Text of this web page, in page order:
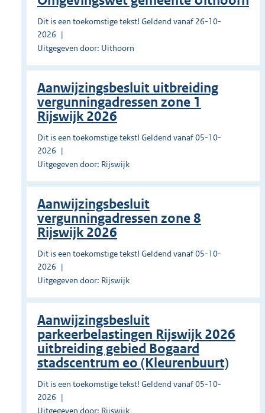
Dit is een toekomstige tekst! Geldend vanaf 26-10-
2026
Uitgegeven door: Uithoorn
Aanwijzingsbesluit uitbreiding
vergunningadressen zone 1
Rijswijk 2026
Dit is een toekomstige tekst! Geldend vanaf 05-10-
2026
Uitgegeven door: Rijswijk
Aanwijzingsbesluit
vergunningadressen zone 8
Rijswijk 2026
Dit is een toekomstige tekst! Geldend vanaf 05-10-
2026
Uitgegeven door: Rijswijk
Aanwijzingsbesluit
parkeerbelastingen Rijswijk 2026
uitbreiding gebied Bogaard
stadscentrum eo (Kleurenbuurt)
Dit is een toekomstige tekst! Geldend vanaf 05-10-
2026